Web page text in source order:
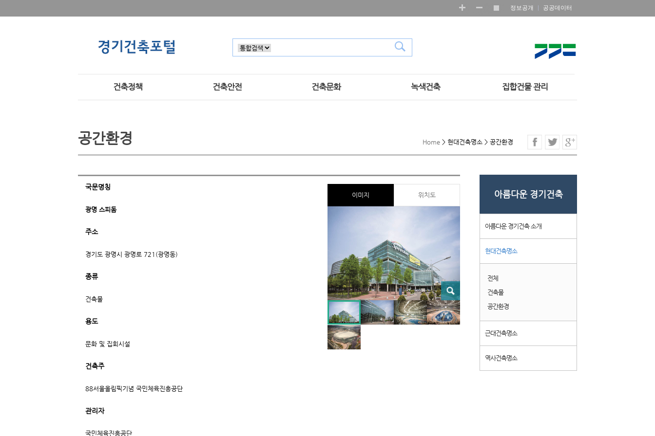
정보공개 공공데이터
건축정책 건축안전 건축문화 녹색건축 집합건물 관리
Home > 현대건축명소 > 공간환경
공간환경
아름다운 경기건축
아름다운 경기건축 소개
현대건축명소
전체
건축물
공간환경
근대건축명소
역사건축명소
국문명칭
광명 스피돔
주소
경기도 광명시 광명로 721(광명동)
종류
건축물
용도
문화 및 집회시설
건축주
88서울올림픽기념 국민체육진흥공단
관리자
국민체육진흥공단
이미지 위치도